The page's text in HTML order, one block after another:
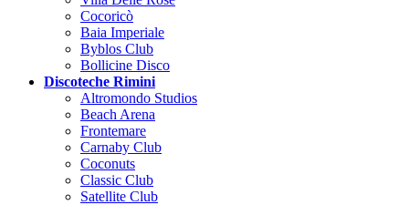
Cocoricò
Baia Imperiale
Byblos Club
Bollicine Disco
Discoteche Rimini
Altromondo Studios
Beach Arena
Frontemare
Carnaby Club
Coconuts
Classic Club
Satellite Club